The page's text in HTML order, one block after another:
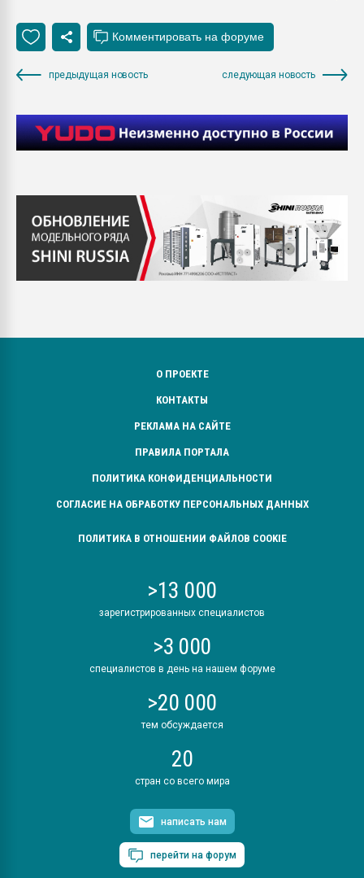
предыдущая новость следующая новость
О ПРОЕКТЕ
КОНТАКТЫ
РЕКЛАМА НА САЙТЕ
ПРАВИЛА ПОРТАЛА
ПОЛИТИКА КОНФИДЕНЦИАЛЬНОСТИ
СОГЛАСИЕ НА ОБРАБОТКУ ПЕРСОНАЛЬНЫХ ДАННЫХ
ПОЛИТИКА В ОТНОШЕНИИ ФАЙЛОВ COOKIE
>13 000
зарегистрированных специалистов
>3 000
специалистов в день на нашем форуме
>20 000
тем обсуждается
20
стран со всего мира
написать нам
перейти на форум